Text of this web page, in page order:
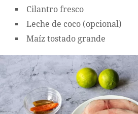
Cilantro fresco
Leche de coco (opcional)
Maíz tostado grande